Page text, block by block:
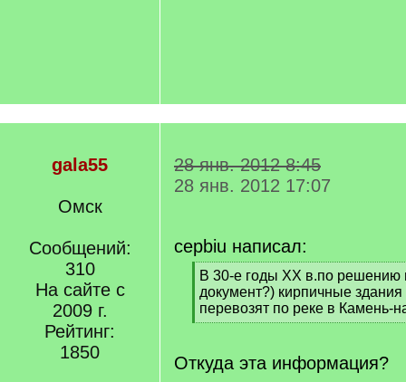
gala55
Омск
Сообщений:
310
На сайте с
2009 г.
Рейтинг:
1850
28 янв. 2012 8:45
28 янв. 2012 17:07
cepbiu написал:
[
q
]
В 30-е годы ХХ в.по решению
документ?) кирпичные
перевозят по реке в Камень-
[
q
]
Откуда эта информация?